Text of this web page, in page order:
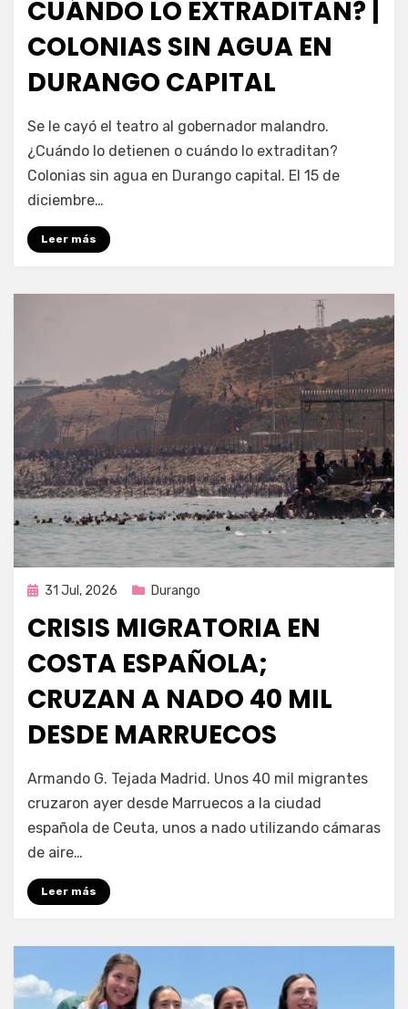
CUÁNDO LO EXTRADITAN? |
COLONIAS SIN AGUA EN
DURANGO CAPITAL
por Fernando Miranda Servín
Se le cayó el teatro al gobernador malandro.
¿Cuándo lo detienen o cuándo lo extraditan?
Colonias sin agua en Durango capital. El 15 de
diciembre…
Leer más
Publicada
31 Jul, 2026 Durango
CRISIS MIGRATORIA EN
COSTA ESPAÑOLA;
CRUZAN A NADO 40 MIL
DESDE MARRUECOS
Fernando Miranda Servín
Armando G. Tejada Madrid. Unos 40 mil migrantes
cruzaron ayer desde Marruecos a la ciudad
española de Ceuta, unos a nado utilizando cámaras
de aire…
Leer más